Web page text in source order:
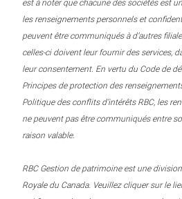
est à noter que chacune des sociétés est
les renseignements personnels et
peuvent être communiqués à d’autres
celles-ci doivent leur fournir des services,
leur consentement. En vertu du Code de
Principes de protection des
Politique des conflits d’intérêts RBC, les
ne peuvent pas être communiqués entre
raison valable.
RBC Gestion de patrimoine est une
Royale du Canada. Veuillez cliquer sur le